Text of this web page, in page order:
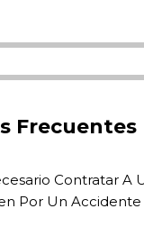
Frecuentes
Contratar A
Por Un Accidente